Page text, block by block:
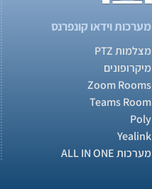
מערכות וידאו קונפרנס
מצלמות PTZ
מיקרופונים
Zoom Rooms
Teams Room
Poly
Yealink
מערכות ALL IN ONE